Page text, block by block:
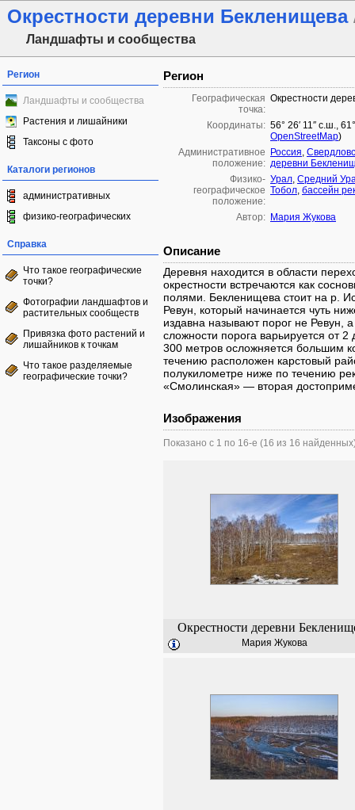
Окрестности деревни Бекленищева
Ландшафты и сообщества
Регион
Ландшафты и сообщества
Растения и лишайники
Таксоны с фото
Каталоги регионов
административных
физико-географических
Справка
Что такое географические
точки?
Фотографии ландшафтов и
растительных сообществ
Привязка фото растений и
лишайников к точкам
Что такое разделяемые
географические точки?
Регион
Географическая
точка:
Окрестности
Координаты: 56° 26′ 11″ с.ш.,
OpenStreetMap)
Административное
положение:
Россия,
деревни
Физико-
географическое
положение:
Урал, Средний
Тобол, бассейн
Автор: Мария Жукова
Описание
Деревня находится в области
окрестности встречаются как
полями. Бекленищева стоит на р.
Ревун, который начинается чуть
издавна называют порог не Ревун,
сложности порога варьируется от
300 метров осложняется большим
течению расположен карстовый
полукилометре ниже по течению
«Смолинская» — вторая
Изображения
Показано с 1 по 16-е (16 из 16
Окрестности деревни
Мария Жукова